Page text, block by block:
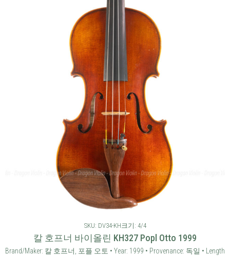
SKU: DV34-KH크기: 4/4
칼 호프너 바이올린 KH327 Popl Otto 1999
Brand/Maker: 칼 호프너, 포플 오토 • Year: 1999 • Provenance: 독일 • Length